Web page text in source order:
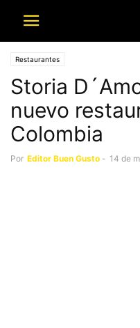
Restaurantes
Storia
nuevo
Colombia
Por Editor Buen Gusto - 14 de